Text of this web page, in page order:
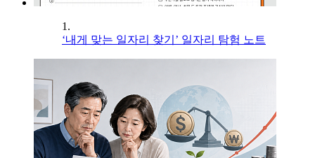
1.
‘내게 맞는 일자리 찾기’ 일자리 탐험 노트